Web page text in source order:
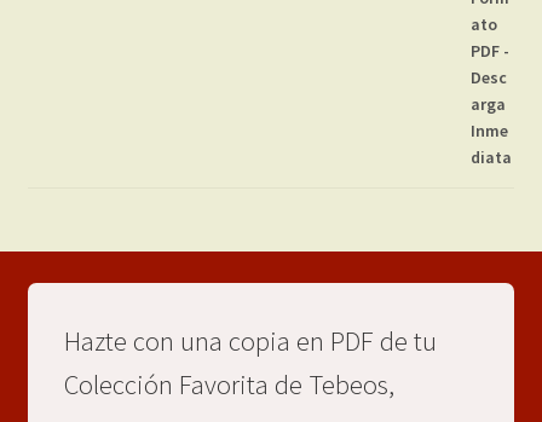
Hazte con una copia en PDF de tu
Colección Favorita de Tebeos,